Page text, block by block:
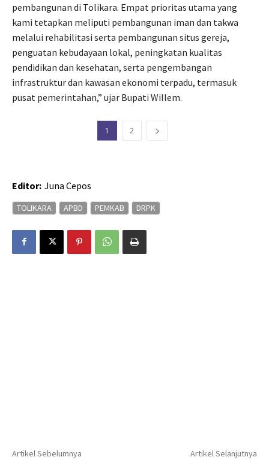
pembangunan di Tolikara. Empat prioritas utama yang
kami tetapkan meliputi pembangunan iman dan takwa
melalui rehabilitasi serta pembangunan situs gereja,
penguatan kebudayaan lokal, peningkatan kualitas
pendidikan dan kesehatan, serta pengembangan
infrastruktur dan kawasan ekonomi terpadu, termasuk
pusat pemerintahan,” ujar Bupati Willem.
1 2
Editor: Juna Cepos
TOLIKARA APBD PEMKAB DRPK
Artikel Sebelumnya Artikel Selanjutnya